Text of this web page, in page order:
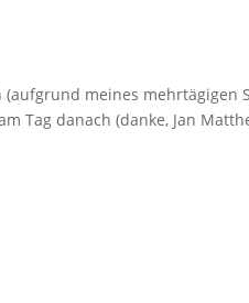
meines mehrtägigen
Tag danach (danke, Jan